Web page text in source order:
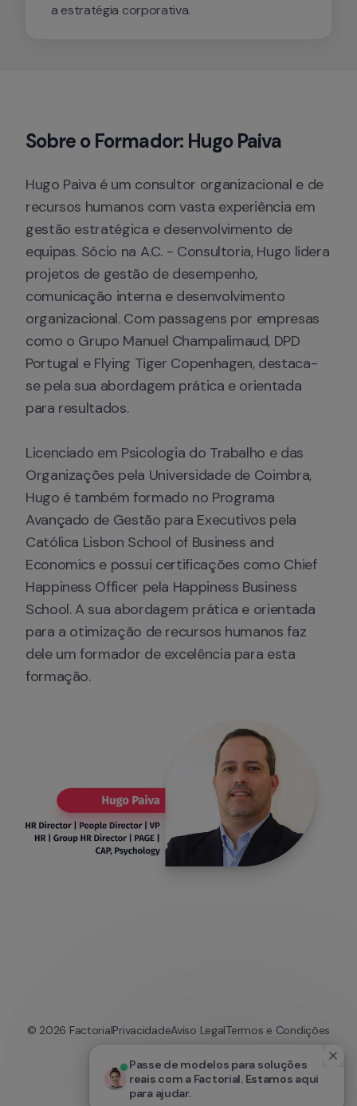
a estratégia corporativa.
Sobre o Formador: Hugo Paiva
Hugo Paiva é um consultor organizacional e de
recursos humanos com vasta experiência em
gestão estratégica e desenvolvimento de
equipas. Sócio na A.C. - Consultoria, Hugo lidera
projetos de gestão de desempenho,
comunicação interna e desenvolvimento
organizacional. Com passagens por empresas
como o Grupo Manuel Champalimaud, DPD
Portugal e Flying Tiger Copenhagen, destaca-
se pela sua abordagem prática e orientada
para resultados.
Licenciado em Psicologia do Trabalho e das
Organizações pela Universidade de Coimbra,
Hugo é também formado no Programa
Avançado de Gestão para Executivos pela
Católica Lisbon School of Business and
Economics e possui certificações como Chief
Happiness Officer pela Happiness Business
School. A sua abordagem prática e orientada
para a otimização de recursos humanos faz
dele um formador de excelência para esta
formação.
Passe de modelos para soluções
reais com a Factorial. Estamos aqui
para ajudar.
© 2026 FactorialPrivacidadeAviso LegalTermos e Condições
Cookies